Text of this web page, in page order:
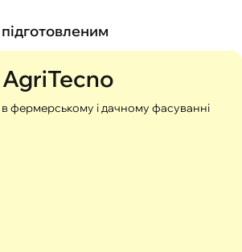
в фермерському і дачному фасуванні